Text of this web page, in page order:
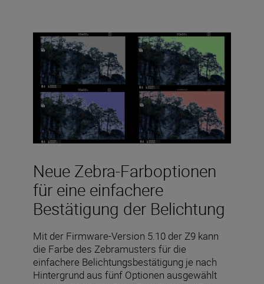
Neue Zebra-Farboptionen
für eine einfachere
Bestätigung der Belichtung
Mit der Firmware-Version 5.10 der Z9 kann
die Farbe des Zebramusters für die
einfachere Belichtungsbestätigung je nach
Hintergrund aus fünf Optionen ausgewählt